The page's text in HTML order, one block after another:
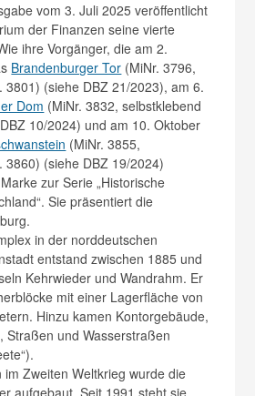
vom 3. Juli 2025 veröffentlicht
der Finanzen seine vierte
ihre Vorgänger, die am 2.
Brandenburger Tor (MiNr. 3796,
3801) (siehe DBZ 21/2023), am 6.
Dom (MiNr. 3832, selbstklebend
10/2024) und am 10. Oktober
(MiNr. 3855,
3860) (siehe DBZ 19/2024)
zur Serie „Historische
Sie präsentiert die
in der norddeutschen
entstand zwischen 1885 und
Kehrwieder und Wandrahm. Er
mit einer Lagerfläche von
Hinzu kamen Kontorgebäude,
Straßen und Wasserstraßen
Zweiten Weltkrieg wurde die